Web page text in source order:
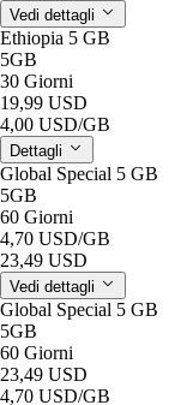
Vedi dettagli
Ethiopia 5 GB
5GB
30 Giorni
19,99 USD
4,00 USD/GB
Dettagli
Global Special 5 GB
5GB
60 Giorni
4,70 USD/GB
23,49 USD
Vedi dettagli
Global Special 5 GB
5GB
60 Giorni
23,49 USD
4,70 USD/GB